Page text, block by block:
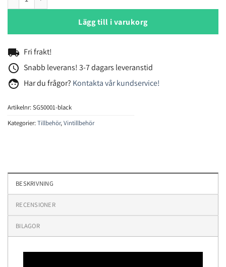
Lägg till i varukorg
local_shipping Fri frakt!
access_time Snabb leverans! 3-7 dagars leveranstid
face Har du frågor? Kontakta vår kundservice!
Artikelnr:SG50001-black
Kategorier:Tillbehör,Vintillbehör
BESKRIVNING
RECENSIONER
BILAGOR